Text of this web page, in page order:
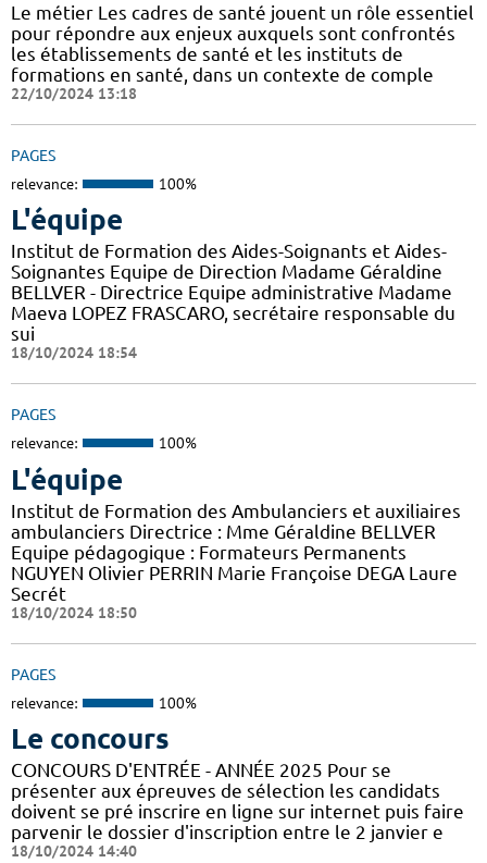
Le métier Les cadres de santé jouent un rôle essentiel
pour répondre aux enjeux auxquels sont confrontés
les établissements de santé et les instituts de
formations en santé, dans un contexte de comple
22/10/2024 13:18
PAGES
relevance: 100%
L'équipe
Institut de Formation des Aides-Soignants et Aides-
Soignantes Equipe de Direction Madame Géraldine
BELLVER - Directrice Equipe administrative Madame
Maeva LOPEZ FRASCARO, secrétaire responsable du
sui
18/10/2024 18:54
PAGES
relevance: 100%
L'équipe
Institut de Formation des Ambulanciers et auxiliaires
ambulanciers Directrice : Mme Géraldine BELLVER
Equipe pédagogique : Formateurs Permanents
NGUYEN Olivier PERRIN Marie Françoise DEGA Laure
Secrét
18/10/2024 18:50
PAGES
relevance: 100%
Le concours
CONCOURS D'ENTRÉE - ANNÉE 2025 Pour se
présenter aux épreuves de sélection les candidats
doivent se pré inscrire en ligne sur internet puis faire
parvenir le dossier d'inscription entre le 2 janvier e
18/10/2024 14:40